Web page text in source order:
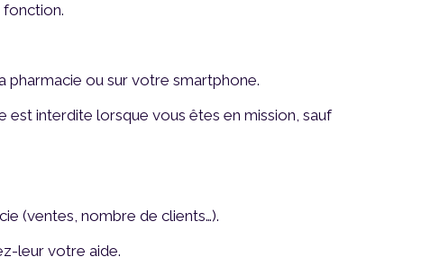
pharmacie ou sur votre smartphone.
est interdite lorsque vous êtes en mission, sauf
(ventes, nombre de clients…).
leur votre aide.